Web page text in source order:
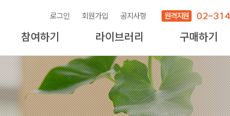
로그인 회원가입 공지사항 원격지원
02-
참여하기 라이브러리 구매하기